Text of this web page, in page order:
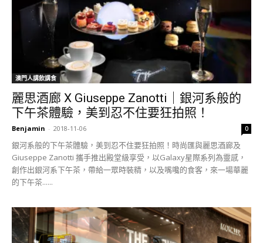
澳門人講飲講食
麗思酒廊 X Giuseppe Zanotti｜銀河系般的
下午茶體驗，美到忍不住要狂拍照！
Benjamin - 2018-11-06 0
銀河系般的下午茶體驗，美到忍不住要狂拍照！時尚匯與麗思酒廊及
Giuseppe Zanotti 攜手推出殿堂級享受，以Galaxy星際系列為靈感，
創作出銀河系下午茶，帶給一眾時裝精，以及嘴嚵的食客，來一場華麗
的下午茶......